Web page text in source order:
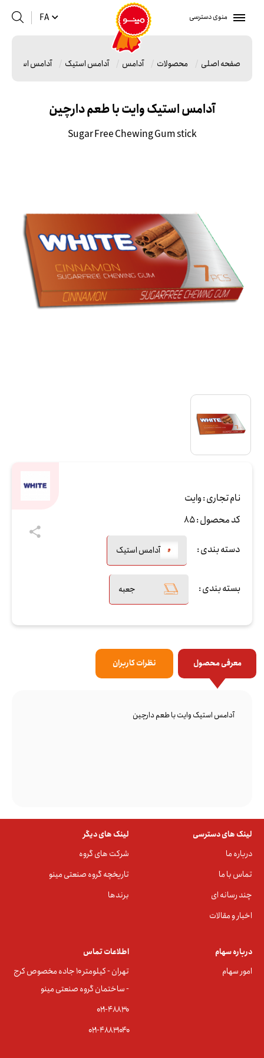
منوی دسترسی FA
صفحه اصلی محصولات آدامس آدامس استیک آدامس استیک
آدامس استیک وایت با طعم دارچین
Sugar Free Chewing Gum stick
نام تجاری :وایت
کد محصول :85
دسته بندی : آدامس استیک
بسته بندی : جعبه
معرفی محصول نظرات کاربران
آدامس استیک وایت با طعم دارچین
لینک های دسترسی
درباره ما
تماس با ما
چند رسانه ای
اخبار و مقالات
لینک های دیگر
شرکت های گروه
تاریخچه گروه صنعتی مینو
برندها
درباره سهام
امور سهام
اطلاعات تماس
تهران - کیلومتر ۱۰ جاده مخصوص کرج
- ساختمان گروه صنعتی مینو
۰۲۱-۴۸۸۳0
۰۲۱-۴۸۸۳۱۰۴۰